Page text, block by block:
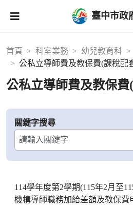
臺中市政
首頁 科室業務 幼兒教育科
公私立導師費及教保費(課稅配
公私立導師費及教保
關鍵字搜尋
114學年度第2學期(115年2月至
機構導師職務加給差額及教保費